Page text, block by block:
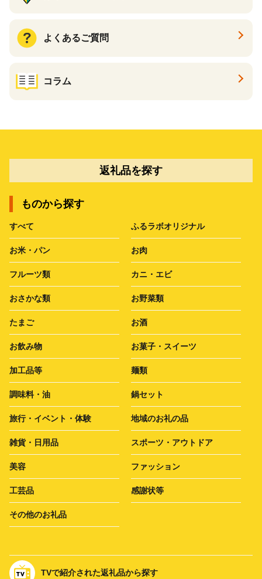
よくあるご質問
コラム
返礼品を探す
ものから探す
すべて ふるラボオリジナル
お米・パン お肉
フルーツ類 カニ・エビ
おさかな類 お野菜類
たまご お酒
お飲み物 お菓子・スイーツ
加工品等 麺類
調味料・油 鍋セット
旅行・イベント・体験 地域のお礼の品
雑貨・日用品 スポーツ・アウトドア
美容 ファッション
工芸品 感謝状等
その他のお礼品
TVで紹介された返礼品から探す